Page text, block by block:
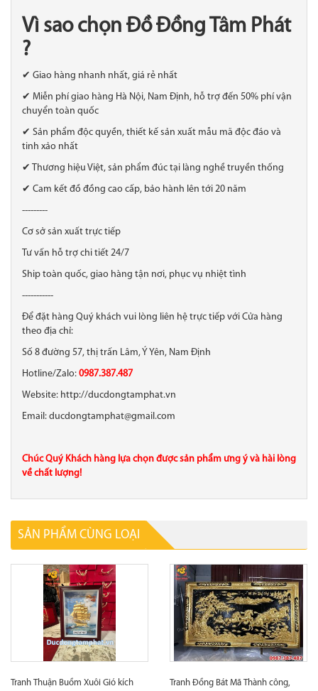
Vì sao chọn Đồ Đồng Tâm Phát
?
✔ Giao hàng nhanh nhất, giá rẻ nhất
✔ Miễn phí giao hàng Hà Nội, Nam Định, hỗ trợ đến 50% phí vận
chuyển toàn quốc
✔ Sản phẩm độc quyền, thiết kế sản xuất mẫu mã độc đáo và
tinh xảo nhất
✔ Thương hiệu Việt, sản phẩm đúc tại làng nghề truyền thống
✔ Cam kết đồ đồng cao cấp, bảo hành lên tới 20 năm
---------
Cơ sở sản xuất trực tiếp
Tư vấn hỗ trợ chi tiết 24/7
Ship toàn quốc, giao hàng tận nơi, phục vụ nhiệt tình
-----------
Để đặt hàng Quý khách vui lòng liên hệ trực tiếp với Cửa hàng
theo địa chỉ:
Số 8 đường 57, thị trấn Lâm, Ý Yên, Nam Định
Hotline/Zalo: 0987.387.487
Website: http://ducdongtamphat.vn
Email: ducdongtamphat@gmail.com
Chúc Quý Khách hàng lựa chọn được sản phẩm ưng ý và hài lòng
về chất lượng!
SẢN PHẨM CÙNG LOẠI
Tranh Thuận Buồm Xuôi Gió kích
Tranh Đồng Bát Mã Thành công,